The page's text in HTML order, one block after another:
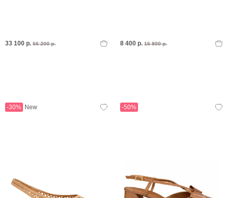
33 100 р. 66 200 р. 8 400 р. 16 800 р.
-30% New -50%